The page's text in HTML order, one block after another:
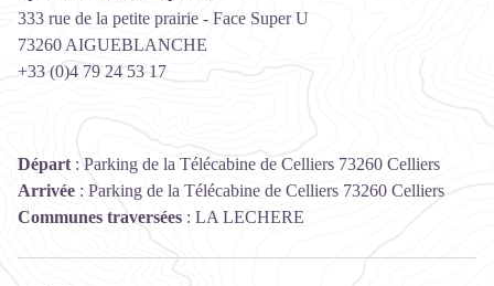
333 rue de la petite prairie - Face Super U
73260 AIGUEBLANCHE
+33 (0)4 79 24 53 17
Départ : Parking de la Télécabine de Celliers 73260 Celliers
Arrivée : Parking de la Télécabine de Celliers 73260 Celliers
Communes traversées : LA LECHERE